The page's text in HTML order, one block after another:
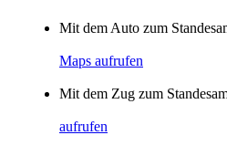
Mit dem Auto zum
Maps aufrufen
Mit dem Zug zum
aufrufen